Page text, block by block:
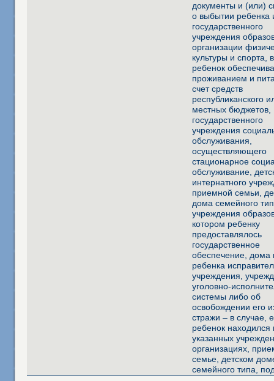
документы и (или)
о выбытии ребенка
государственного
учреждения
организации
культуры и спорта,
ребенок
проживанием и
счет средств
республиканского
местных бюджетов,
государственного
учреждения
обслуживания,
осуществляющего
стационарное
обслуживание,
интернатного
приемной семьи,
дома семейного
учреждения
котором ребенку
предоставлялось
государственное
обеспечение, дома
ребенка
учреждения,
уголовно-
системы либо об
освобождении его
стражи – в случае,
ребенок находился
указанных
организациях,
семье, детском
семейного типа,